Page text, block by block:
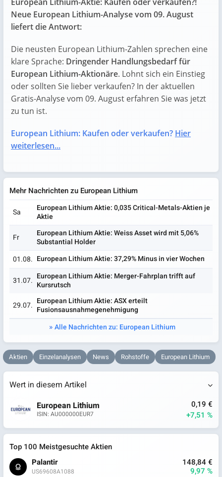
Neue European Lithium-Analyse vom 09. August
liefert die Antwort:
Die neusten European Lithium-Zahlen sprechen eine
klare Sprache: Dringender Handlungsbedarf für
European Lithium-Aktionäre. Lohnt sich ein Einstieg
oder sollten Sie lieber verkaufen? In der aktuellen
Gratis-Analyse vom 09. August erfahren Sie was jetzt
zu tun ist.
European Lithium: Kaufen oder verkaufen? Hier
weiterlesen...
Mehr Nachrichten zu European Lithium
Sa
European Lithium Aktie: 0,035 Critical-Metals-Aktien je
Aktie
Fr
European Lithium Aktie: Weiss Asset wird mit 5,06%
Substantial Holder
01.08. European Lithium Aktie: 37,29% Minus in vier Wochen
31.07. European Lithium Aktie: Merger-Fahrplan trifft auf
Kursrutsch
29.07. European Lithium Aktie: ASX erteilt
Fusionsausnahmegenehmigung
Alle Nachrichten zu: European Lithium
Aktien Einzelanalysen News Rohstoffe European Lithium
Wert in diesem Artikel
European Lithium
ISIN: AU000000EUR7
0,19 €
+7,51 %
Top 100 Meistgesuchte Aktien
Palantir
US69608A1088
148,84 €
9,97 %